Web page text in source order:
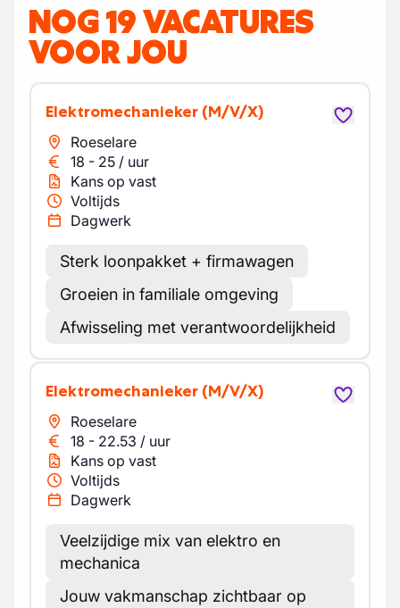
NOG 19 VACATURES
VOOR JOU
Elektromechanieker (M/V/X)
Roeselare
18 - 25 / uur
Kans op vast
Voltijds
Dagwerk
Sterk loonpakket + firmawagen
Groeien in familiale omgeving
Afwisseling met verantwoordelijkheid
Elektromechanieker (M/V/X)
Roeselare
18 - 22.53 / uur
Kans op vast
Voltijds
Dagwerk
Veelzijdige mix van elektro en
mechanica
Jouw vakmanschap zichtbaar op